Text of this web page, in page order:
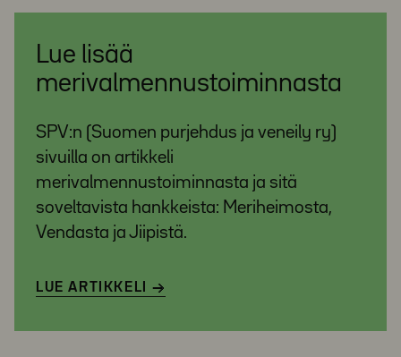
Lue lisää
merivalmennustoiminnasta
SPV:n (Suomen purjehdus ja veneily ry)
sivuilla on artikkeli
merivalmennustoiminnasta ja sitä
soveltavista hankkeista: Meriheimosta,
Vendasta ja Jiipistä.
LUE ARTIKKELI